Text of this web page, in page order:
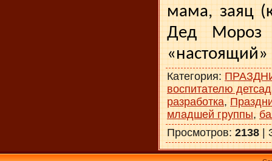
мама, заяц
Дед Мороз
Категория:
воспитателю
разработка,
младшей группы,
Просмотров: 2138 |